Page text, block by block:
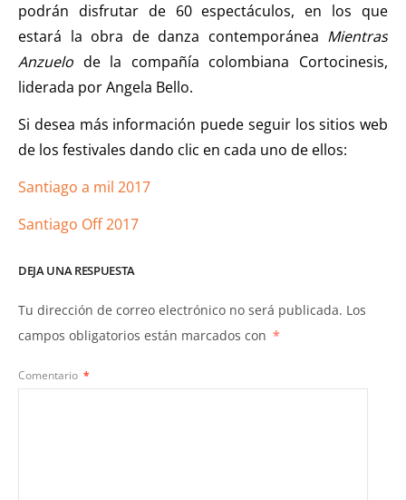
podrán disfrutar de 60 espectáculos, en los que
estará la obra de danza contemporánea Mientras
Anzuelo de la compañía colombiana Cortocinesis,
liderada por Angela Bello.
Si desea más información puede seguir los sitios web
de los festivales dando clic en cada uno de ellos:
Santiago a mil 2017
Santiago Off 2017
DEJA UNA RESPUESTA
Tu dirección de correo electrónico no será publicada. Los
campos obligatorios están marcados con *
Comentario *